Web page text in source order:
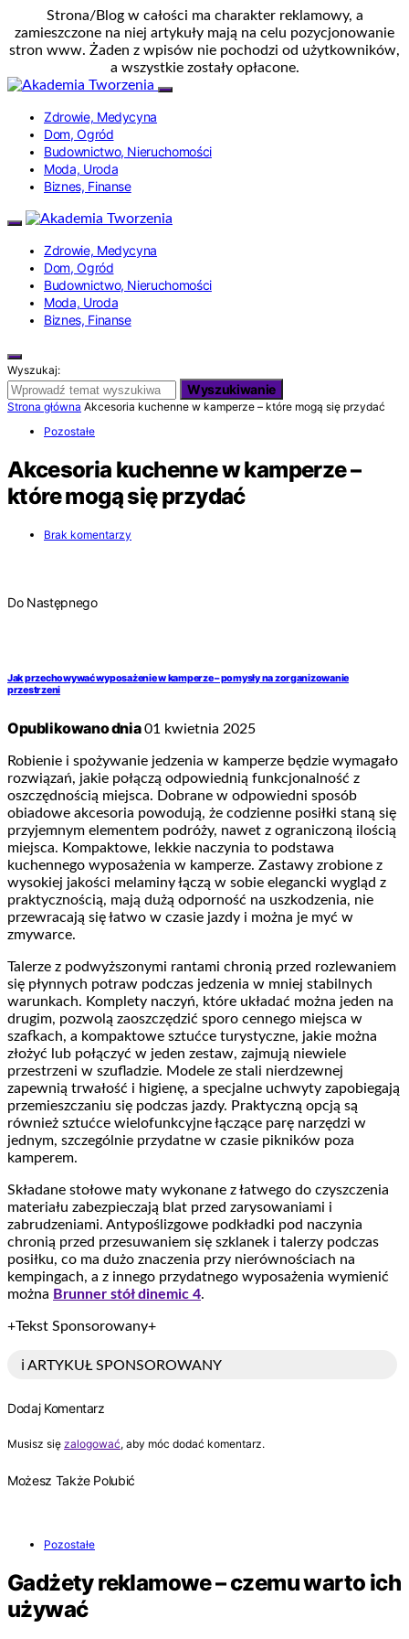
Strona/Blog w całości ma charakter reklamowy, a
zamieszczone na niej artykuły mają na celu pozycjonowanie
stron www. Żaden z wpisów nie pochodzi od użytkowników,
a wszystkie zostały opłacone.
Zdrowie, Medycyna
Dom, Ogród
Budownictwo, Nieruchomości
Moda, Uroda
Biznes, Finanse
Zdrowie, Medycyna
Dom, Ogród
Budownictwo, Nieruchomości
Moda, Uroda
Biznes, Finanse
Wyszukaj:
Wyszukiwanie
Strona główna Akcesoria kuchenne w kamperze – które mogą się przydać
Pozostałe
Akcesoria kuchenne w kamperze –
które mogą się przydać
Brak komentarzy
Do Następnego
Jak przechowywać wyposażenie w kamperze – pomysły na zorganizowanie
przestrzeni
Opublikowano dnia01 kwietnia 2025
Robienie i spożywanie jedzenia w kamperze będzie wymagało
rozwiązań, jakie połączą odpowiednią funkcjonalność z
oszczędnością miejsca. Dobrane w odpowiedni sposób
obiadowe akcesoria powodują, że codzienne posiłki staną się
przyjemnym elementem podróży, nawet z ograniczoną ilością
miejsca. Kompaktowe, lekkie naczynia to podstawa
kuchennego wyposażenia w kamperze. Zastawy zrobione z
wysokiej jakości melaminy łączą w sobie elegancki wygląd z
praktycznością, mają dużą odporność na uszkodzenia, nie
przewracają się łatwo w czasie jazdy i można je myć w
zmywarce.
Talerze z podwyższonymi rantami chronią przed rozlewaniem
się płynnych potraw podczas jedzenia w mniej stabilnych
warunkach. Komplety naczyń, które układać można jeden na
drugim, pozwolą zaoszczędzić sporo cennego miejsca w
szafkach, a kompaktowe sztućce turystyczne, jakie można
złożyć lub połączyć w jeden zestaw, zajmują niewiele
przestrzeni w szufladzie. Modele ze stali nierdzewnej
zapewnią trwałość i higienę, a specjalne uchwyty zapobiegają
przemieszczaniu się podczas jazdy. Praktyczną opcją są
również sztućce wielofunkcyjne łączące parę narzędzi w
jednym, szczególnie przydatne w czasie pikników poza
kamperem.
Składane stołowe maty wykonane z łatwego do czyszczenia
materiału zabezpieczają blat przed zarysowaniami i
zabrudzeniami. Antypoślizgowe podkładki pod naczynia
chronią przed przesuwaniem się szklanek i talerzy podczas
posiłku, co ma dużo znaczenia przy nierównościach na
kempingach, a z innego przydatnego wyposażenia wymienić
można Brunner stół dinemic 4.
+Tekst Sponsorowany+
ℹ️ ARTYKUŁ SPONSOROWANY
Dodaj Komentarz
Musisz się zalogować, aby móc dodać komentarz.
Możesz Także Polubić
Pozostałe
Gadżety reklamowe – czemu warto ich
używać